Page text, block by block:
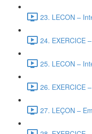
23. LECON –
24. EXERCICE
25. LECON –
26. EXERCICE
27. LEÇON –